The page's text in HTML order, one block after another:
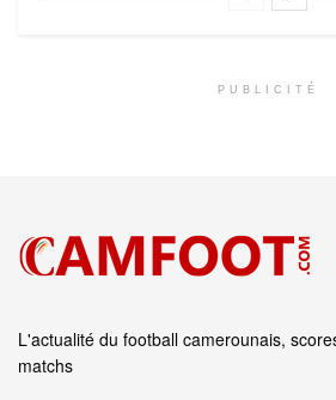
PUBLICITÉ
L'actualité du football camerounais,
matchs